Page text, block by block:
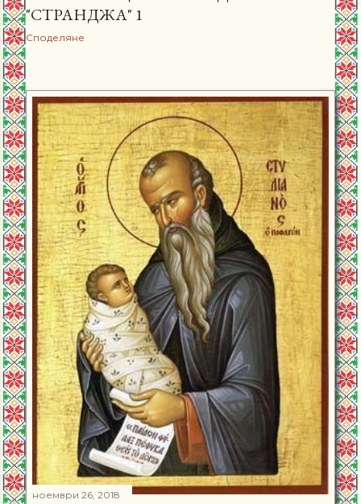
"СТРАНДЖА" 1
Споделяне
ноември 26, 2018